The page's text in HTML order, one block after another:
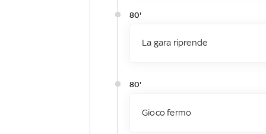
80'
La gara riprende
80'
Gioco fermo